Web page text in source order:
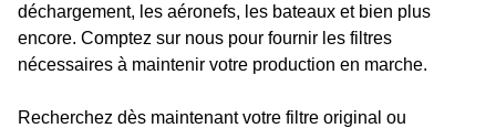
déchargement, les aéronefs, les bateaux et bien plus
encore. Comptez sur nous pour fournir les filtres
nécessaires à maintenir votre production en marche.
Recherchez dès maintenant votre filtre original ou